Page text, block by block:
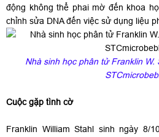
động không thể phai mờ đến khoa
chỉnh sửa DNA đến việc sử dụng liệu
Nhà sinh học phân tử Franklin W.
Cuộc gặp tình cờ
Franklin William Stahl sinh ngày 8/